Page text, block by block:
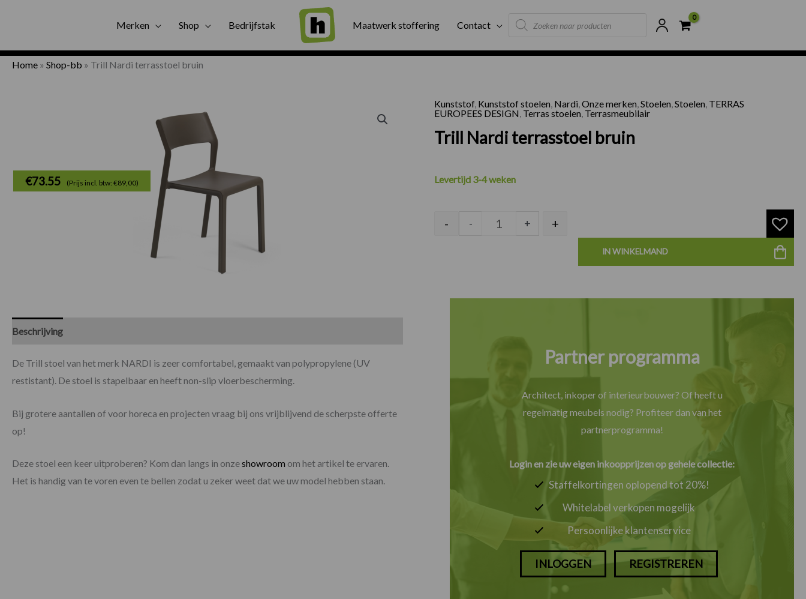
Merken Shop Bedrijfstak Maatwerk stoffering Contact
Products
search
Gratis bezorging Binnen twee werkdagen geleverd Externe voorraad Scherpste prijzen van NL
Home » Shop-bb » Trill Nardi terrasstoel bruin
Kunststof, Kunststof stoelen, Nardi,Onze merken,Stoelen,Stoelen, TERRAS
EUROPEES DESIGN, Terras stoelen, Terrasmeubilair
Trill Nardi terrasstoel bruin
€73.55 (Prijs incl. btw: €89,00) Levertijd 3-4 weken
Trill Nardi terrasstoel bruin aantal
- - + +
IN WINKELMAND
Beschrijving
De Trill stoel van het merk NARDI is zeer comfortabel, gemaakt van polypropylene (UV
restistant). De stoel is stapelbaar en heeft non-slip vloerbescherming.
Bij grotere aantallen of voor horeca en projecten vraag bij ons vrijblijvend de scherpste offerte
op!
Deze stoel een keer uitproberen? Kom dan langs in onzeshowroom om het artikel te ervaren.
Het is handig van te voren even te bellen zodat u zeker weet dat we uw model hebben staan.
Partner programma
Architect, inkoper of interieurbouwer? Of heeft u
regelmatig meubels nodig? Profiteer dan van het
partnerprogramma!
Login en zie uw eigen inkoopprijzen op gehele collectie:
Staffelkortingen oplopend tot 20%!
Whitelabel verkopen mogelijk
Persoonlijke klantenservice
INLOGGEN REGISTREREN